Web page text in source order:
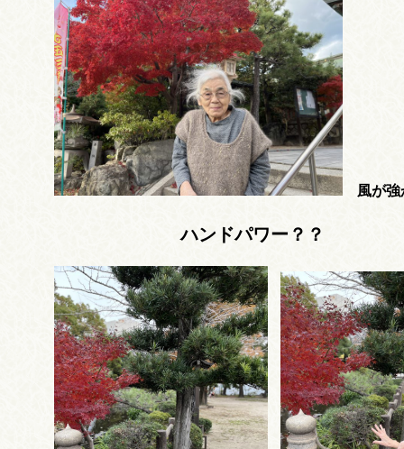
風が強
ハンドパワー？？